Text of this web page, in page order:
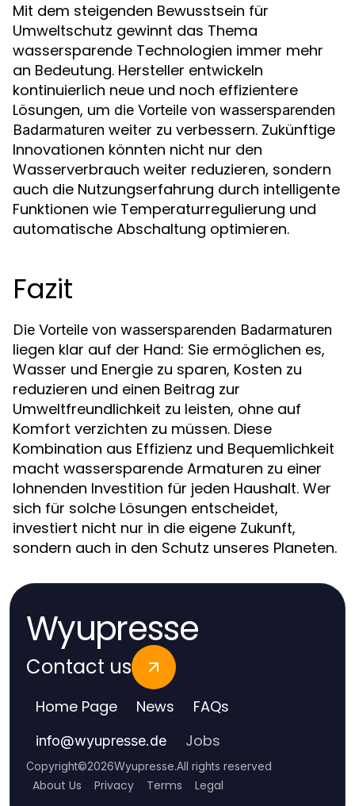
Mit dem steigenden Bewusstsein für
Umweltschutz gewinnt das Thema
wassersparende Technologien immer mehr
an Bedeutung. Hersteller entwickeln
kontinuierlich neue und noch effizientere
Lösungen, um die Vorteile von wassersparenden
Badarmaturen weiter zu verbessern. Zukünftige
Innovationen könnten nicht nur den
Wasserverbrauch weiter reduzieren, sondern
auch die Nutzungserfahrung durch intelligente
Funktionen wie Temperaturregulierung und
automatische Abschaltung optimieren.
Fazit
Die Vorteile von wassersparenden Badarmaturen
liegen klar auf der Hand: Sie ermöglichen es,
Wasser und Energie zu sparen, Kosten zu
reduzieren und einen Beitrag zur
Umweltfreundlichkeit zu leisten, ohne auf
Komfort verzichten zu müssen. Diese
Kombination aus Effizienz und Bequemlichkeit
macht wassersparende Armaturen zu einer
lohnenden Investition für jeden Haushalt. Wer
sich für solche Lösungen entscheidet,
investiert nicht nur in die eigene Zukunft,
sondern auch in den Schutz unseres Planeten.
Wyupresse
Contact us
Home Page News FAQs
info@wyupresse.de Jobs
Copyright©2026Wyupresse.All rights reserved
About Us Privacy Terms Legal